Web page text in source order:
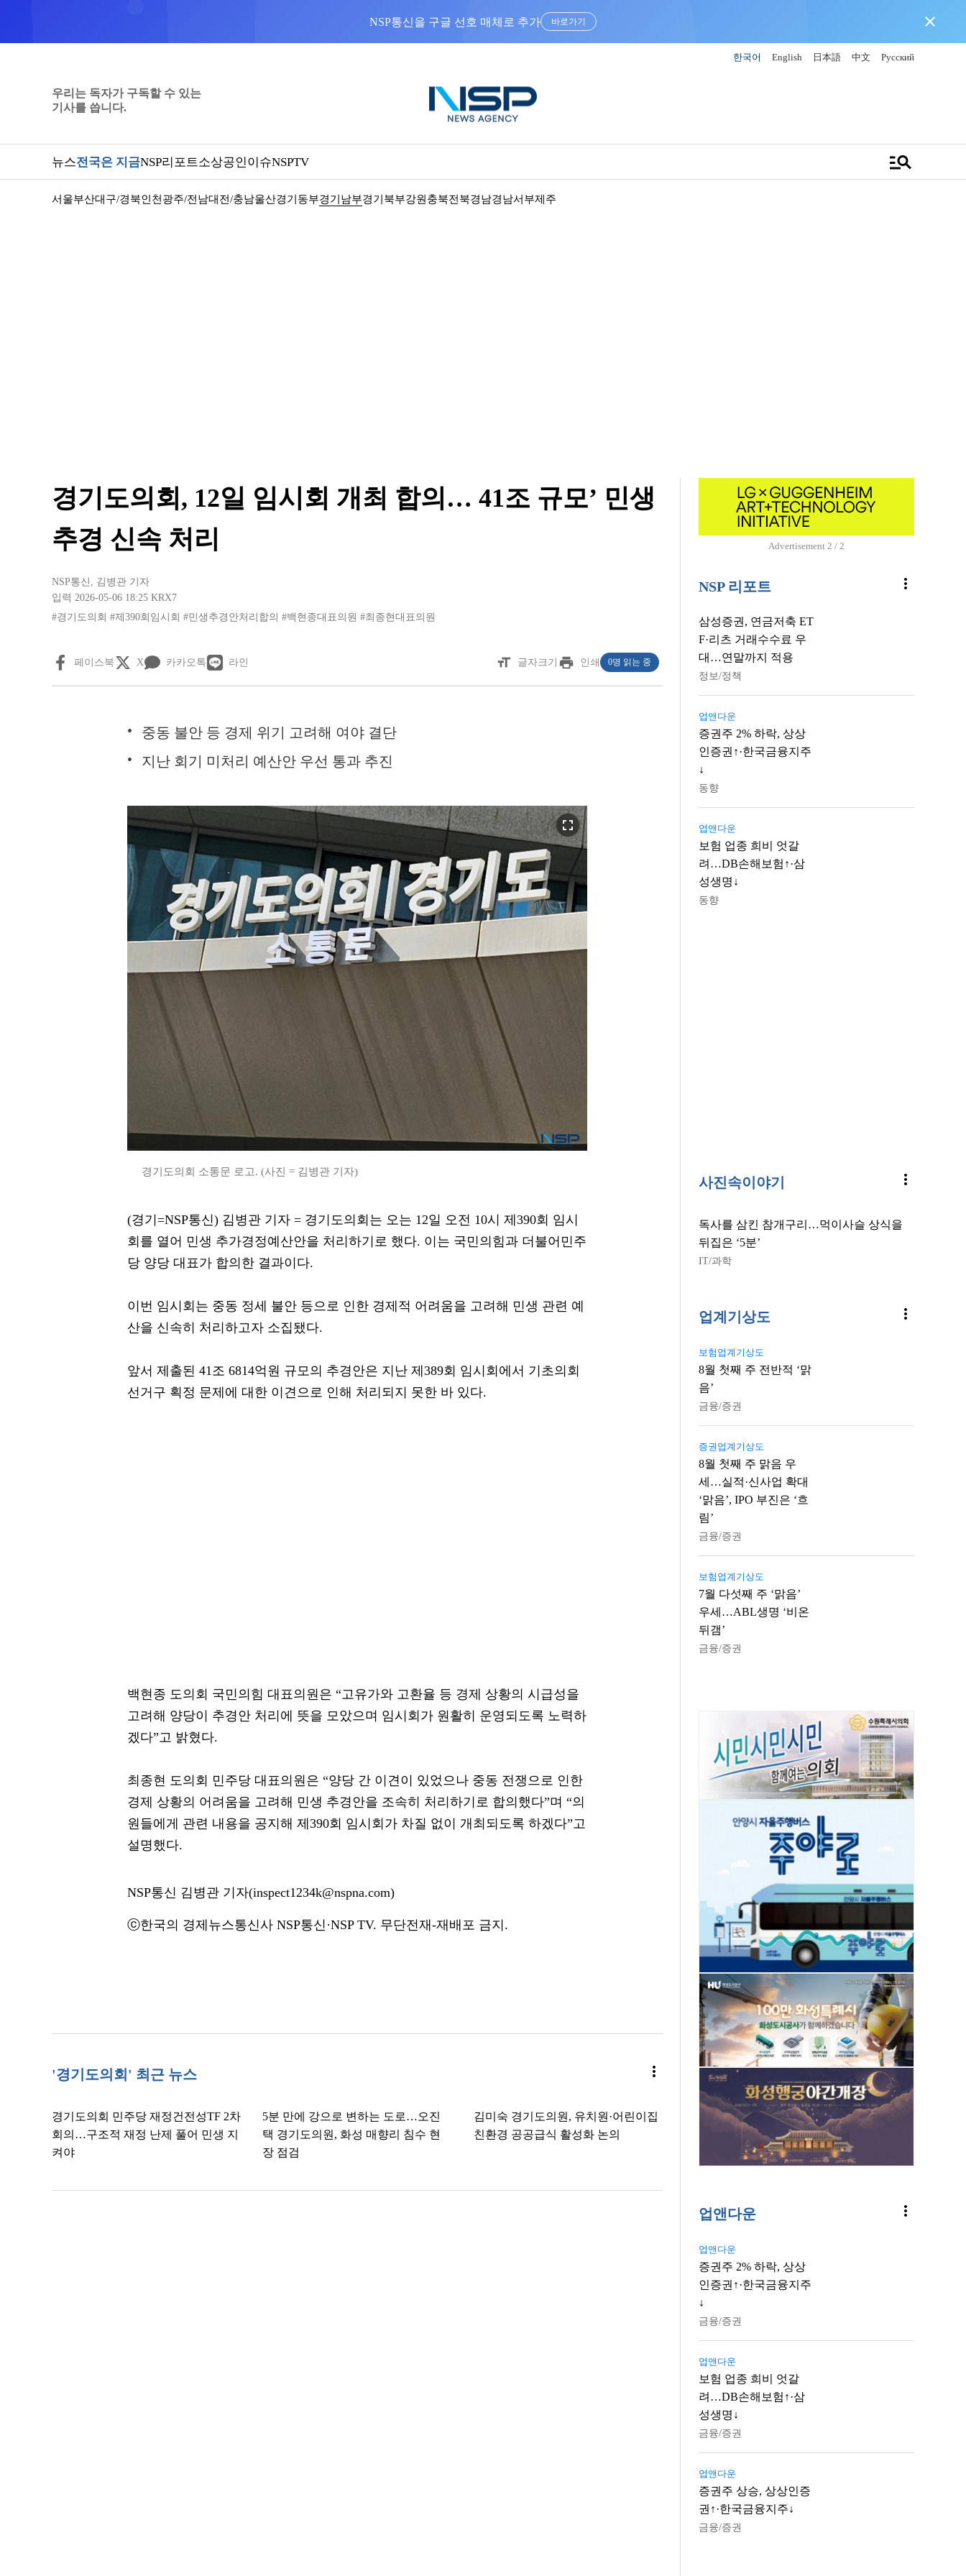
NSP통신을 구글 선호 매체로 추가 바로가기 close
한국어 English 日本語 中文 Русский
우리는 독자가 구독할 수 있는
기사를 씁니다.
뉴스전국은 지금NSP리포트소상공인이슈NSPTV manage_search
서울부산대구/경북인천 광주/전남대전/충남울산경기동부경기남부경기북부강원 충북전북경남경남서부제주
경기도의회, 12일 임시회 개최 합의… 41조 규모’ 민생
추경 신속 처리
NSP통신 , 김병관 기자
입력 2026-05-06 18:25 KRX7
#경기도의회 #제390회임시회 #민생추경안처리합의 #백현종대표의원 #최종현대표의원
페이스북 X 카카오톡 라인 format_size 글자크기 print 인쇄 0명 읽는 중
중동 불안 등 경제 위기 고려해 여야 결단
지난 회기 미처리 예산안 우선 통과 추진
fullscreen
경기도의회 소통문 로고. (사진 = 김병관 기자)
(경기=NSP통신) 김병관 기자 = 경기도의회는 오는 12일 오전 10시 제390회 임시
회를 열어 민생 추가경정예산안을 처리하기로 했다. 이는 국민의힘과 더불어민주
당 양당 대표가 합의한 결과이다.
이번 임시회는 중동 정세 불안 등으로 인한 경제적 어려움을 고려해 민생 관련 예
산을 신속히 처리하고자 소집됐다.
앞서 제출된 41조 6814억원 규모의 추경안은 지난 제389회 임시회에서 기초의회
선거구 획정 문제에 대한 이견으로 인해 처리되지 못한 바 있다.
백현종 도의회 국민의힘 대표의원은 “고유가와 고환율 등 경제 상황의 시급성을
고려해 양당이 추경안 처리에 뜻을 모았으며 임시회가 원활히 운영되도록 노력하
겠다”고 밝혔다.
최종현 도의회 민주당 대표의원은 “양당 간 이견이 있었으나 중동 전쟁으로 인한
경제 상황의 어려움을 고려해 민생 추경안을 조속히 처리하기로 합의했다”며 “의
원들에게 관련 내용을 공지해 제390회 임시회가 차질 없이 개최되도록 하겠다”고
설명했다.
NSP통신 김병관 기자(inspect1234k@nspna.com)
ⓒ한국의 경제뉴스통신사 NSP통신·NSP TV. 무단전재-재배포 금지.
'경기도의회' 최근 뉴스 more_vert
경기도의회 민주당 재정건전성TF 2차
회의…구조적 재정 난제 풀어 민생 지
켜야
5분 만에 강으로 변하는 도로…오진
택 경기도의원, 화성 매향리 침수 현
장 점검
김미숙 경기도의원, 유치원·어린이집
친환경 공공급식 활성화 논의
Advertisement 1 / 2
NSP 리포트 more_vert
삼성증권, 연금저축 ET
F·리츠 거래수수료 우
대…연말까지 적용
정보/정책
업앤다운
증권주 2% 하락, 상상
인증권↑·한국금융지주
↓
동향
업앤다운
보험 업종 희비 엇갈
려…DB손해보험↑·삼
성생명↓
동향
사진속이야기 more_vert
독사를 삼킨 참개구리…먹이사슬 상식을
뒤집은 ‘5분’
IT/과학
업계기상도 more_vert
보험업계기상도
8월 첫째 주 전반적 ‘맑
음’
금융/증권
증권업계기상도
8월 첫째 주 맑음 우
세…실적·신사업 확대
‘맑음’, IPO 부진은 ‘흐
림’
금융/증권
보험업계기상도
7월 다섯째 주 ‘맑음’
우세…ABL생명 ‘비온
뒤갬’
금융/증권
업앤다운 more_vert
업앤다운
증권주 2% 하락, 상상
인증권↑·한국금융지주
↓
금융/증권
업앤다운
보험 업종 희비 엇갈
려…DB손해보험↑·삼
성생명↓
금융/증권
업앤다운
증권주 상승, 상상인증
권↑·한국금융지주↓
금융/증권